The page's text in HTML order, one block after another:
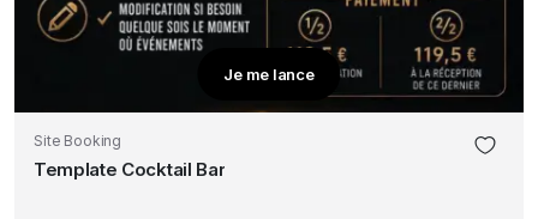
Je me lance
Site Booking
Template Cocktail Bar